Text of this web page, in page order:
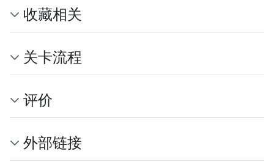
收藏相关
关卡流程
评价
外部链接